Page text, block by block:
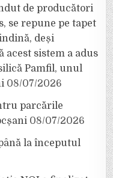
de producători
se repune pe tapet
deși
sistem a adus
Pamfil, unul
08/07/2026
parcările
08/07/2026
la începutul